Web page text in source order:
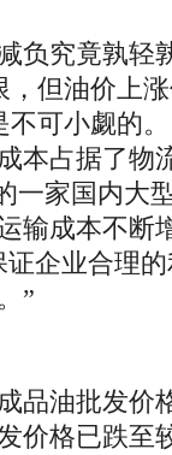
究竟孰轻
，但油价上
可小觑的。
占据了物
一家国内大
输成本不断
企业合理
”
油批发价
价格已跌至